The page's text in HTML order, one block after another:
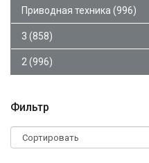
Приводная техника (996)
3 (858)
2 (996)
Фильтр